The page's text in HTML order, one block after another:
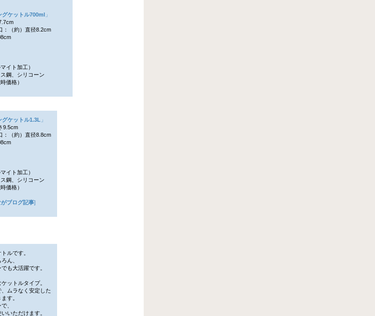
グケットル700ml 」
（約）直径8.2cm
イト加工）
鋼、シリコーン
価格）
グケットル1.3L 」
9.5cm
（約）直径8.8cm
イト加工）
鋼、シリコーン
価格）
ブログ記事]
ルです。
ん、
も大活躍です。
ットルタイプ。
ムラなく安定した
す。
、
いただけます。